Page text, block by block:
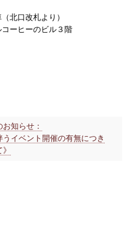
北口改札より）
ーヒーのビル３階
知らせ：
うイベント開催の有無につき